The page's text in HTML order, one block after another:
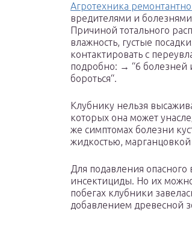
Агротехника
вредителями и
Причиной тотального
влажность, густые
контактировать с
подробно: → “6 болезней
бороться“.
Клубнику нельзя
которых она может
же симптомах болезни
жидкостью,
Для подавления
инсектициды. Но их
побегах клубники
добавлением древесной